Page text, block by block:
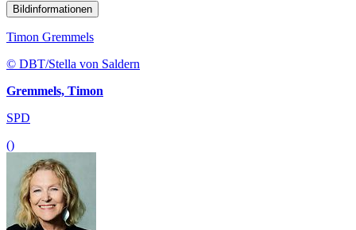
Bildinformationen
Timon Gremmels
© DBT/Stella von Saldern
Gremmels, Timon
SPD
()